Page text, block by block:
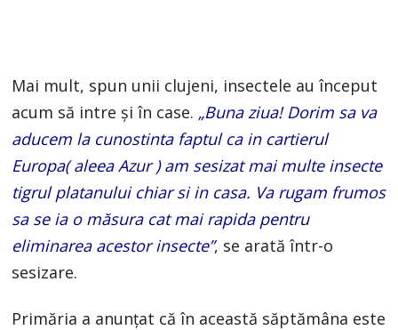
Mai mult, spun unii clujeni, insectele au început
acum să intre și în case. „Buna ziua! Dorim sa va
aducem la cunostinta faptul ca in cartierul
Europa( aleea Azur ) am sesizat mai multe insecte
tigrul platanului chiar si in casa. Va rugam frumos
sa se ia o măsura cat mai rapida pentru
eliminarea acestor insecte”, se arată într-o
sesizare.
Primăria a anunțat că în această săptămâna este